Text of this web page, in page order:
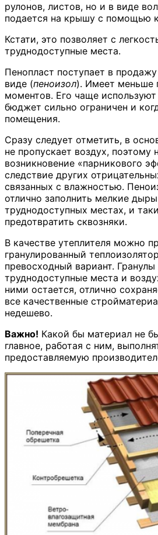
рулонов, листов, но и в виде
подается на крышу с помощью
Кстати, это позволяет с
труднодоступные места.
Пенопласт поступает в
виде (пеноизол). Имеет меньше
моментов. Его чаще используют
бюджет сильно ограничен и
помещения.
Сразу следует отметить, в
не пропускает воздух, поэтому
возникновение «парникового
следствие других
связанных с влажностью.
отлично заполнить мелкие
труднодоступных местах, и
предотвратить сквозняки.
В качестве утеплителя можно
гранулированный
превосходный вариант.
труднодоступные места и
ними остается, отлично
все качественные
недешево.
Важно! Какой бы материал не
главное, работая с ним,
предоставляемую